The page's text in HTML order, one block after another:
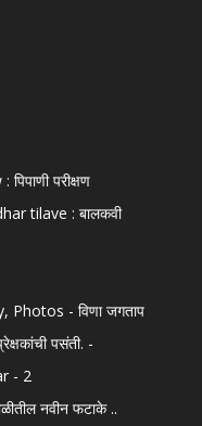
परीक्षण
tilave : बालकवी
- विणा जगताप
पसंती. -
- 2
नवीन फटाके ..